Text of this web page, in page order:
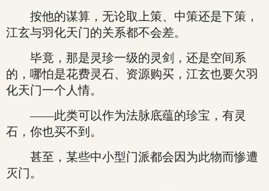
按他的谋算，无论取上策、中策还是下策，
江玄与羽化天门的关系都不会差。
毕竟，那是灵珍一级的灵剑，还是空间系
的，哪怕是花费灵石、资源购买，江玄也要欠羽
化天门一个人情。
——此类可以作为法脉底蕴的珍宝，有灵
石，你也买不到。
甚至，某些中小型门派都会因为此物而惨遭
灭门。